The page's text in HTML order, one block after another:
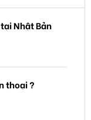
tại Nhật Bản
thoại ?